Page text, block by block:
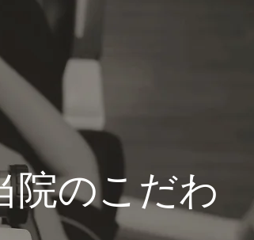
院のこだわ